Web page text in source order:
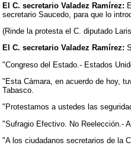
El C. secretario Valadez Ramírez:
secretario Saucedo, para que lo
(Rinde la protesta el C. diputado
El C. secretario Valadez Ramírez:
"Congreso del Estado.- Estados
"Esta Cámara, en acuerdo de hoy,
Tabasco.
"Protestamos a ustedes las
"Sufragio Efectivo. No Reelección.-
"A los ciudadanos secretarios de la